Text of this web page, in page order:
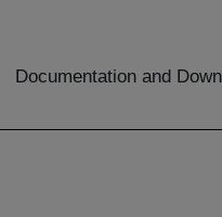
Documentation and